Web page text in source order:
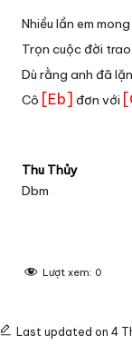
Nhiều lần em
Trọn cuộc đời
Dù rằng anh đã
Cô [Eb] đơn với
Thu Thủy
Dbm
Lượt xem: 0
Last updated on 4